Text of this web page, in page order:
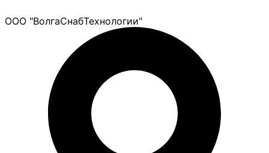
ООО "ВолгаСнабТехнологии"